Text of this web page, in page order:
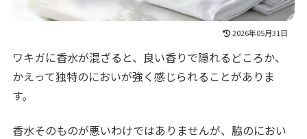
2026年05月31日
ワキガに香水が混ざると、良い香りで隠れるどころか、
かえって独特のにおいが強く感じられることがありま
す。
香水そのものが悪いわけではありませんが、脇のにおい